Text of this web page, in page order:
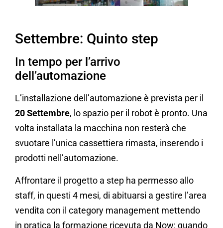
Settembre: Quinto step
In tempo per l’arrivo
dell’automazione
L’installazione dell’automazione è prevista per il
20 Settembre, lo spazio per il robot è pronto. Una
volta installata la macchina non resterà che
svuotare l’unica cassettiera rimasta, inserendo i
prodotti nell’automazione.
Affrontare il progetto a step ha permesso allo
staff, in questi 4 mesi, di abituarsi a gestire l’area
vendita con il category management mettendo
in pratica la formazione ricevuta da Now; quando